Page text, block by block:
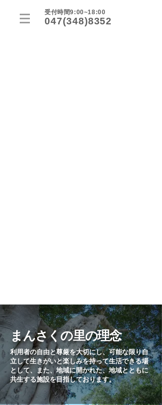
047(348)8352
受付時間9:00~18:00
まんさくの里の理念
利用者の自由と尊厳を大切にし、可能な限り自
立して生きがいと楽しみを持って生活できる場
として、また、地域に開かれた、地域とともに
共生する施設を目指しております。